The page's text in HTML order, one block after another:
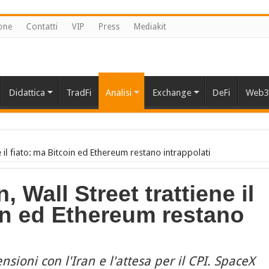
Contatti VIP Press Mediakit
Didattica TradFi Analisi Exchange DeFi Web3
il fiato: ma Bitcoin ed Ethereum restano intrappolati
Wall Street trattiene il
ed Ethereum restano
con l'Iran e l'attesa per il CPI. SpaceX